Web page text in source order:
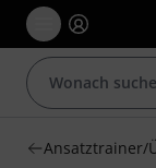
Ansatztrainer/